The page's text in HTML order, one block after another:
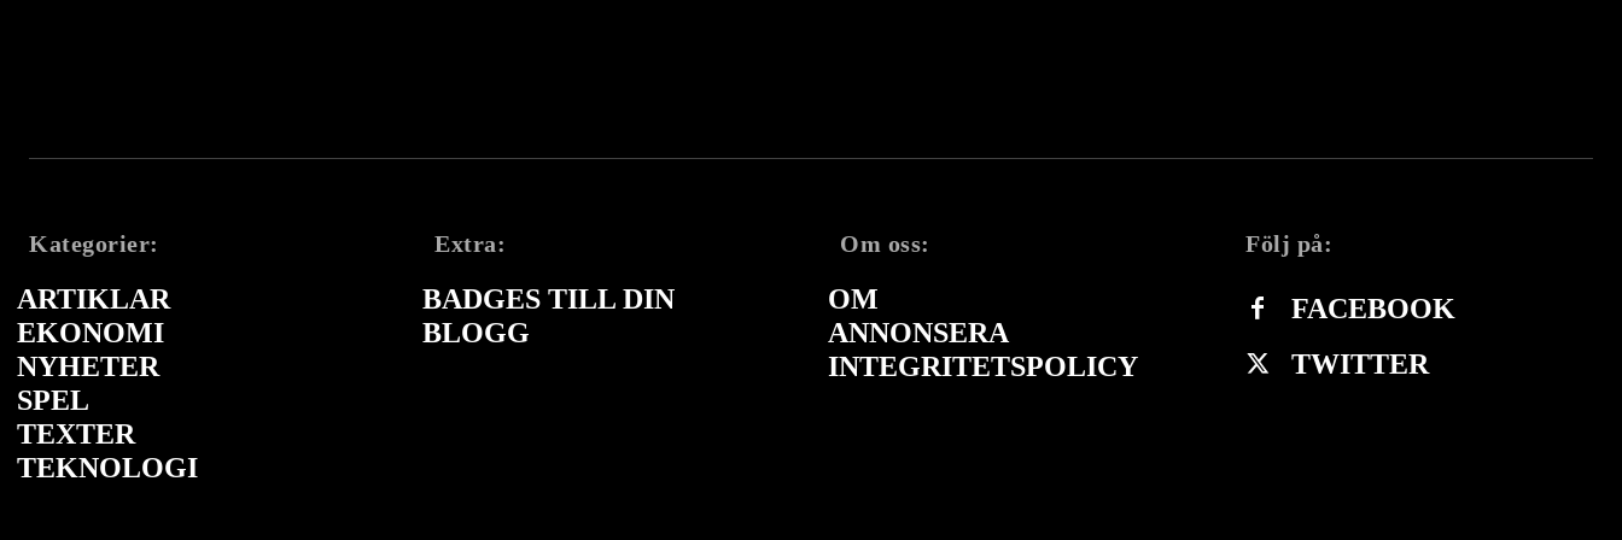
Kategorier:
ARTIKLAR
EKONOMI
NYHETER
SPEL
TEXTER
TEKNOLOGI
Extra:
BADGES TILL DIN
BLOGG
Om oss:
OM
ANNONSERA
INTEGRITETSPOLICY
Följ på:
FACEBOOK
TWITTER